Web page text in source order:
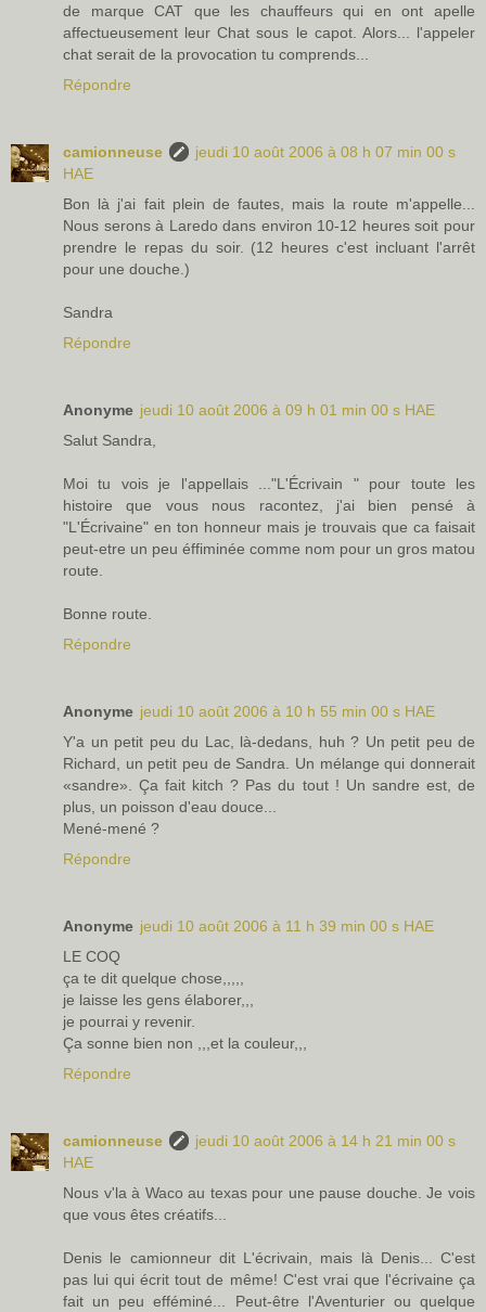
de marque CAT que les chauffeurs qui en ont apelle
affectueusement leur Chat sous le capot. Alors... l'appeler
chat serait de la provocation tu comprends...
Répondre
camionneuse
jeudi 10 août 2006 à 08 h 07 min 00 s
HAE
Bon là j'ai fait plein de fautes, mais la route m'appelle...
Nous serons à Laredo dans environ 10-12 heures soit pour
prendre le repas du soir. (12 heures c'est incluant l'arrêt
pour une douche.)
Sandra
Répondre
Anonyme jeudi 10 août 2006 à 09 h 01 min 00 s HAE
Salut Sandra,
Moi tu vois je l'appellais ..."L'Écrivain " pour toute les
histoire que vous nous racontez, j'ai bien pensé à
"L'Écrivaine" en ton honneur mais je trouvais que ca faisait
peut-etre un peu éffiminée comme nom pour un gros matou
route.
Bonne route.
Répondre
Anonyme jeudi 10 août 2006 à 10 h 55 min 00 s HAE
Y'a un petit peu du Lac, là-dedans, huh ? Un petit peu de
Richard, un petit peu de Sandra. Un mélange qui donnerait
«sandre». Ça fait kitch ? Pas du tout ! Un sandre est, de
plus, un poisson d'eau douce...
Mené-mené ?
Répondre
Anonyme jeudi 10 août 2006 à 11 h 39 min 00 s HAE
LE COQ
ça te dit quelque chose,,,,,
je laisse les gens élaborer,,,
je pourrai y revenir.
Ça sonne bien non ,,,et la couleur,,,
Répondre
camionneuse
jeudi 10 août 2006 à 14 h 21 min 00 s
HAE
Nous v'la à Waco au texas pour une pause douche. Je vois
que vous êtes créatifs...
Denis le camionneur dit L'écrivain, mais là Denis... C'est
pas lui qui écrit tout de même! C'est vrai que l'écrivaine ça
fait un peu efféminé... Peut-être l'Aventurier ou quelque